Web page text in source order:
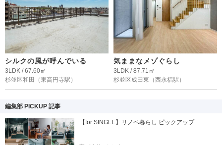
シルクの風が呼んでいる
3LDK / 67.60㎡
杉並区和田
（東高円寺駅）
気ままなメゾぐらし
3LDK / 87.71㎡
杉並区成田東 （西永福駅）
編集部 PICKUP 記事
【for SINGLE】リノベ暮らし ピックアップ